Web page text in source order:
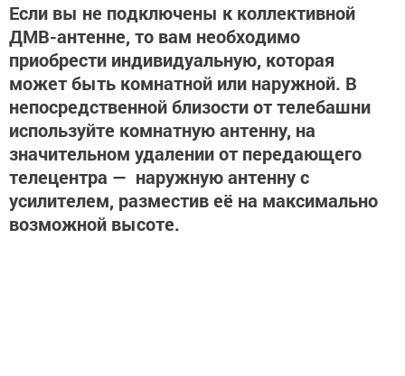
Если вы не подключены к коллективной
ДМВ-антенне, то вам необходимо
приобрести индивидуальную, которая
может быть комнатной или наружной. В
непосредственной близости от телебашни
используйте комнатную антенну, на
значительном удалении от передающего
телецентра — наружную антенну с
усилителем, разместив её на максимально
возможной высоте.